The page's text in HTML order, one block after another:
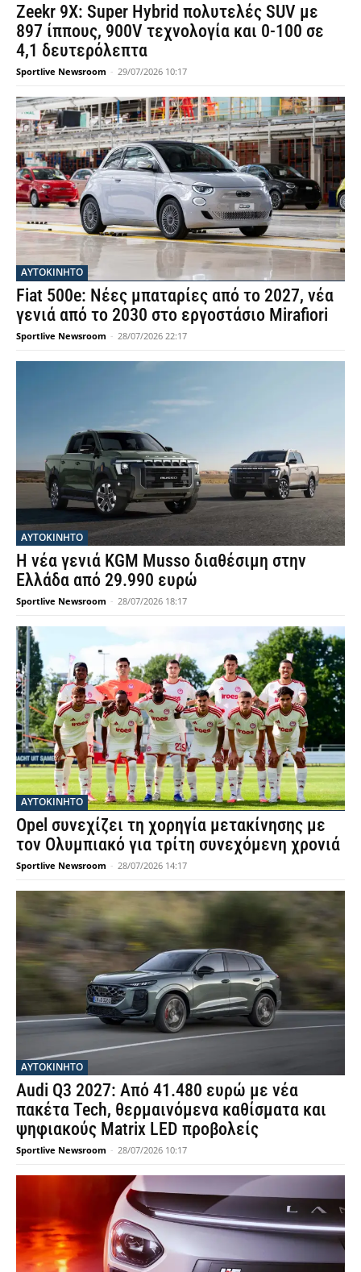
Zeekr 9X: Super Hybrid πολυτελές SUV με
897 ίππους, 900V τεχνολογία και 0-100 σε
4,1 δευτερόλεπτα
Sportlive Newsroom - 29/07/2026 10:17
ΑΥΤΟΚΙΝΗΤΟ
Fiat 500e: Νέες μπαταρίες από το 2027, νέα
γενιά από το 2030 στο εργοστάσιο Mirafiori
Sportlive Newsroom - 28/07/2026 22:17
ΑΥΤΟΚΙΝΗΤΟ
Η νέα γενιά KGM Musso διαθέσιμη στην
Ελλάδα από 29.990 ευρώ
Sportlive Newsroom - 28/07/2026 18:17
ΑΥΤΟΚΙΝΗΤΟ
Opel συνεχίζει τη χορηγία μετακίνησης με
τον Ολυμπιακό για τρίτη συνεχόμενη χρονιά
Sportlive Newsroom - 28/07/2026 14:17
ΑΥΤΟΚΙΝΗΤΟ
Audi Q3 2027: Από 41.480 ευρώ με νέα
πακέτα Tech, θερμαινόμενα καθίσματα και
ψηφιακούς Matrix LED προβολείς
Sportlive Newsroom - 28/07/2026 10:17